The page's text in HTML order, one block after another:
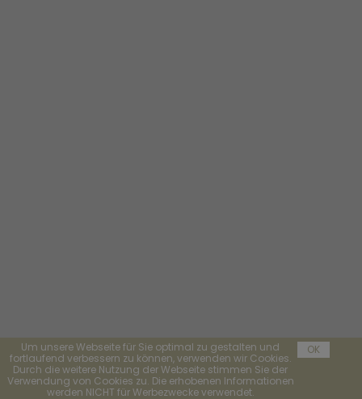
Um unsere Webseite für Sie optimal zu gestalten und
fortlaufend verbessern zu können, verwenden wir Cookies.
Durch die weitere Nutzung der Webseite stimmen Sie der
Verwendung von Cookies zu. Die erhobenen Informationen
werden NICHT für Werbezwecke verwendet.
OK